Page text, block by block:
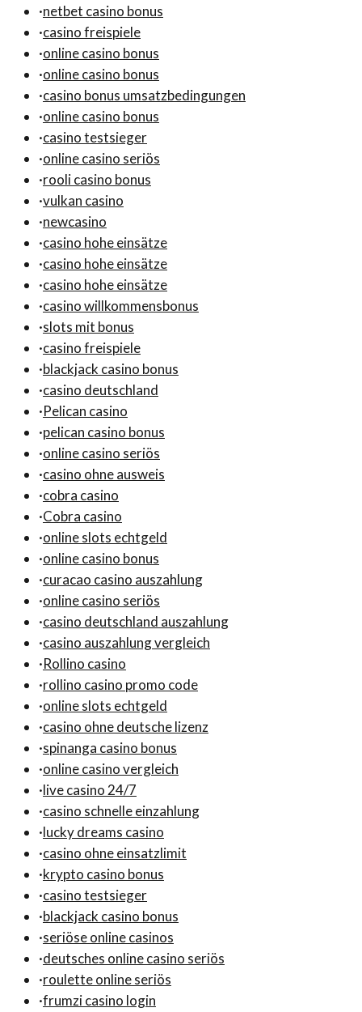
·netbet casino bonus
·casino freispiele
·online casino bonus
·online casino bonus
·casino bonus umsatzbedingungen
·online casino bonus
·casino testsieger
·online casino seriös
·rooli casino bonus
·vulkan casino
·newcasino
·casino hohe einsätze
·casino hohe einsätze
·casino hohe einsätze
·casino willkommensbonus
·slots mit bonus
·casino freispiele
·blackjack casino bonus
·casino deutschland
·Pelican casino
·pelican casino bonus
·online casino seriös
·casino ohne ausweis
·cobra casino
·Cobra casino
·online slots echtgeld
·online casino bonus
·curacao casino auszahlung
·online casino seriös
·casino deutschland auszahlung
·casino auszahlung vergleich
·Rollino casino
·rollino casino promo code
·online slots echtgeld
·casino ohne deutsche lizenz
·spinanga casino bonus
·online casino vergleich
·live casino 24/7
·casino schnelle einzahlung
·lucky dreams casino
·casino ohne einsatzlimit
·krypto casino bonus
·casino testsieger
·blackjack casino bonus
·seriöse online casinos
·deutsches online casino seriös
·roulette online seriös
·frumzi casino login